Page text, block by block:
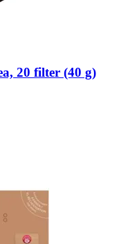
20 filter (40 g)